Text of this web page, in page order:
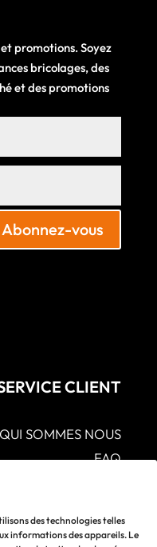
des technologies telles
informations des appareils. Le
promotions. Soyez
bricolages, des
et des promotions
Abonnez-vous
CLIENT
QUI SOMMES NOUS
FAQ
–
RETOUR ET DE
REMBOURSEMENT